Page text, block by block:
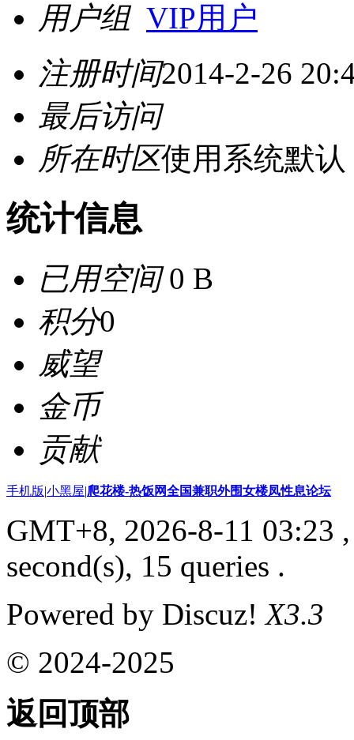
用户组 VIP用户
注册时间2014-2-26
最后访问
所在时区使用系统默认
统计信息
已用空间0 B
积分0
威望
金币
贡献
手机版|小黑屋|爬花楼-热饭网全国兼职外围女楼凤性息论坛
GMT+8, 2026-8-11 03:23
second(s), 15 queries .
Powered by Discuz!X3.3
© 2024-2025
返回顶部